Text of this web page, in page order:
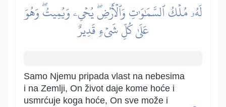
لَهُۥ مُلۡكُ ٱلسَّمَٰوَٰتِ وَٱلۡأَرۡضِۖ يُحۡيِۦ وَيُمِيتُۖ وَهُوَ
عَلَىٰ كُلِّ شَيۡءٖ قَدِيرٌ
Samo Njemu pripada vlast na nebesima
i na Zemlji, On život daje kome hoće i
usmrćuje koga hoće, On sve može i